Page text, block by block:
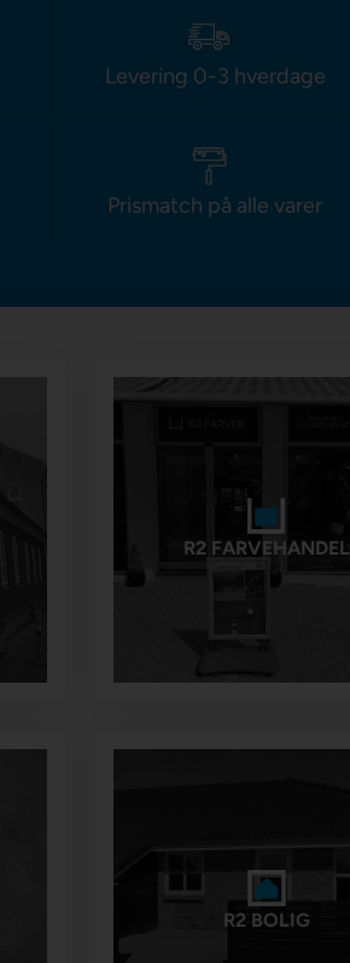
Levering 0-3 hverdage
Prismatch på alle varer
R2 FARVEHANDEL
R2 BOLIG